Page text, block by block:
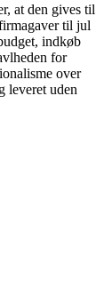
at den gives til
til jul
indkøb
for
over
leveret uden